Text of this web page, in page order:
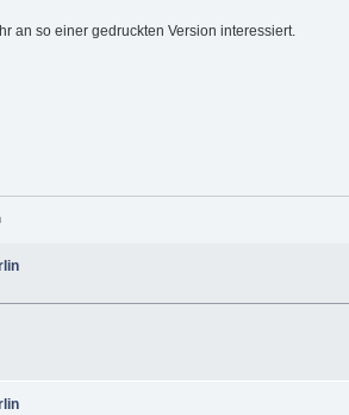
an so einer gedruckten Version interessiert.